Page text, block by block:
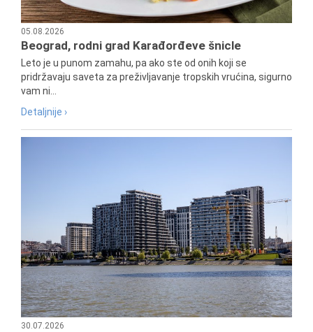
05.08.2026
Beograd, rodni grad Karađorđeve šnicle
Leto je u punom zamahu, pa ako ste od onih koji se
pridržavaju saveta za preživljavanje tropskih vrućina, sigurno
vam ni...
Detaljnije ›
30.07.2026